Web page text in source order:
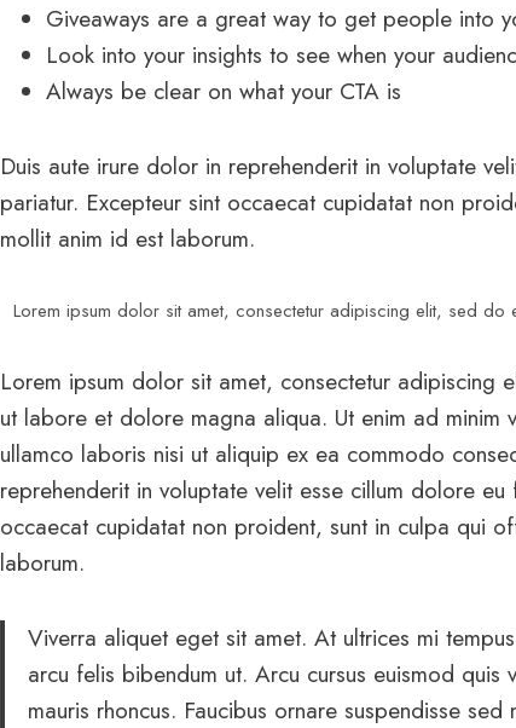
Giveaways are a great way to get people into
Look into your insights to see when your
Always be clear on what your CTA is
Duis aute irure dolor in reprehenderit in voluptate
pariatur. Excepteur sint occaecat cupidatat non
mollit anim id est laborum.
Lorem ipsum dolor sit amet, consectetur adipiscing elit, sed
Lorem ipsum dolor sit amet, consectetur adipiscing
ut labore et dolore magna aliqua. Ut enim ad minim
ullamco laboris nisi ut aliquip ex ea commodo
reprehenderit in voluptate velit esse cillum dolore
occaecat cupidatat non proident, sunt in culpa qui
laborum.
Viverra aliquet eget sit amet. At ultrices mi
arcu felis bibendum ut. Arcu cursus euismod quis
mauris rhoncus. Faucibus ornare suspendisse sed